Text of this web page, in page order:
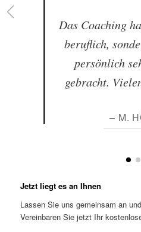
Das Coaching
beruflich,
persönlich
gebracht.
– M.
Jetzt liegt es an Ihnen
Lassen Sie uns gemeinsam an
Vereinbaren Sie jetzt Ihr